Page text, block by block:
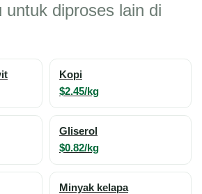
untuk diproses lain di
Kopi
$2.45/kg
Gliserol
$0.82/kg
Minyak kelapa